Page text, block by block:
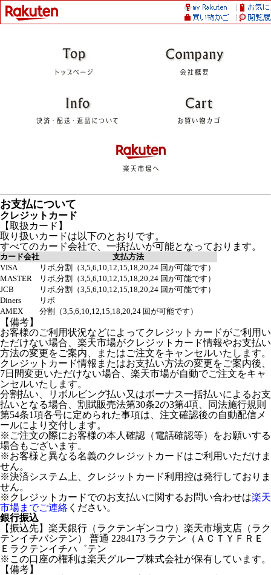
お支払について
クレジットカード
【取扱カード】
取り扱いカードは以下のとおりです。
すべてのカード会社で、一括払いが可能となっております。
カード会社
支払方法
VISA
リボ,分割（3,5,6,10,12,15,18,20,24 回が可能です）
MASTER
リボ,分割（3,5,6,10,12,15,18,20,24 回が可能です）
JCB
リボ,分割（3,5,6,10,12,15,18,20,24 回が可能です）
Diners
リボ
AMEX
分割（3,5,6,10,12,15,18,20,24 回が可能です）
【備考】
お客様のご利用状況などによってクレジットカードがご利用い
ただけない場合、楽天市場がクレジットカード情報やお支払い
方法の変更をご案内、またはご注文をキャンセルいたします。
クレジットカード情報またはお支払い方法の変更をご案内後、
7日間変更いただけない場合、楽天市場が自動でご注文をキャ
ンセルいたします。
分割払い、リボルビング払い又はボーナス一括払いによるお支
払いとなる場合、割賦販売法第30条2の3第4項、同法施行規則
第54条1項各号に定められた事項は、注文確認後の自動配信メ
ールにより交付します。
※ご注文の際にお客様の本人確認（電話確認等）をお願いする
場合もございます。
※お客様と異なる名義のクレジットカードはご利用いただけま
せん。
※決済システム上、クレジットカード利用控は発行しておりま
せん。
※クレジットカードでのお支払いに関するお問い合わせは楽天
市場までご連絡 ください。
銀行振込
【振込先】楽天銀行（ラクテンギンコウ）楽天市場支店（ラク
テンイチバシテン） 普通 2284173 ラクテン（ＡＣＴＹＦＲＥ
Ｅラクテンイチハ゛テン
※この口座の権利は楽天グループ株式会社が保有しています。
【備考】